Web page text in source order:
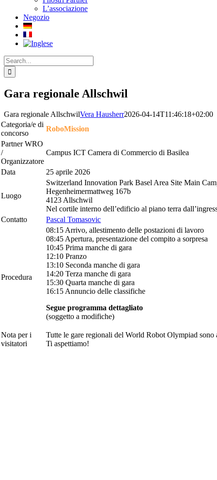
L’associazione
Negozio
Search
for:
Gara regionale Allschwil
Gara regionale AllschwilVera Hausherr2026-04-14T11:46:18+02:00
Categoria/e di
concorso
RoboMission
Partner WRO
/
Organizzatore
Campus ICT Camera di Commercio di Basilea
Data 25 aprile 2026
Luogo
Switzerland Innovation Park Basel Area Site Main
Hegenheimermattweg 167b
4123 Allschwil
Nel cortile interno dell’edificio al piano terra
Contatto
Pascal Tomasovic
Procedura
08:15 Arrivo, allestimento delle postazioni di lavoro
08:45 Apertura, presentazione del compito a sorpresa
10:45 Prima manche di gara
12:10 Pranzo
13:10 Seconda manche di gara
14:20 Terza manche di gara
15:30 Quarta manche di gara
16:15 Annuncio delle classifiche
Segue programma dettagliato
(soggetto a modifiche)
Nota per i
visitatori
Tutte le gare regionali del World Robot Olympiad sono
Ti aspettiamo!